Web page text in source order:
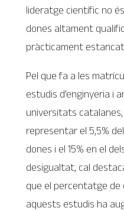
lideratge científic no
dones altament
pràcticament
Pel que fa a les
estudis d’enginyeria i
universitats
representar el 5,5%
dones i el 15% en el
desigualtat, cal
que el percentatge de
aquests estudis ha